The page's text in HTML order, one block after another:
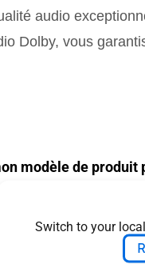
Switch to your
audio
Dolby, vous
modèle de produit
prend en
prend en
dois-je installer les